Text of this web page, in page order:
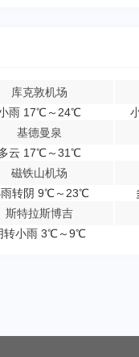
库克敦机场
雨 17℃～24℃
基德曼泉
云 17℃～31℃
磁铁山机场
雨转阴 9℃～23℃
斯特拉斯博吉
转小雨 3℃～9℃